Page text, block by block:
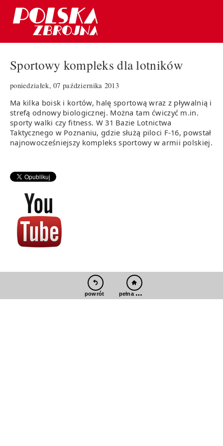
Sportowy kompleks dla lotników
poniedziałek, 07 października 2013
Ma kilka boisk i kortów, halę sportową wraz z pływalnią i
strefą odnowy biologicznej. Można tam ćwiczyć m.in.
sporty walki czy fitness. W 31 Bazie Lotnictwa
Taktycznego w Poznaniu, gdzie służą piloci F-16, powstał
najnowocześniejszy kompleks sportowy w armii polskiej.
powrót pełna wersja